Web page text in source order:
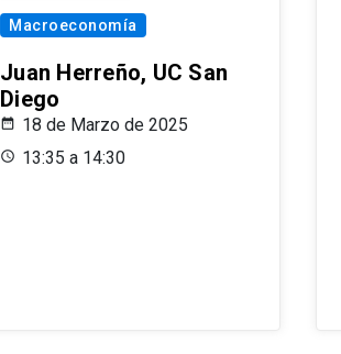
Macroeconomía
Juan Herreño, UC San
Diego
18 de Marzo de 2025
13:35 a 14:30